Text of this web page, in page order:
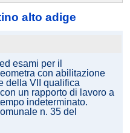
alto adige
esami per il
con abilitazione
della VII qualifica
un rapporto di lavoro a
indeterminato.
n. 35 del